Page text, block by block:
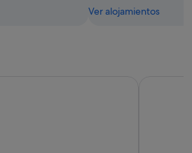
Ver alojamientos